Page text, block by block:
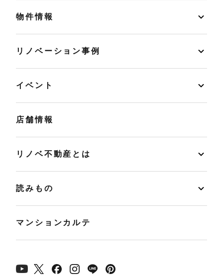
物件情報
リノベーション事例
イベント
店舗情報
リノベ不動産とは
読みもの
マンションカルテ